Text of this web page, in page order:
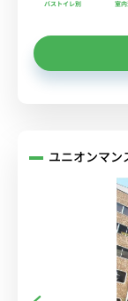
バストイレ別 室
ユニオンマン